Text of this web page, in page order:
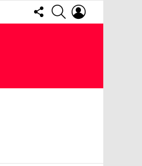
FOLLOW
US
SEARCH